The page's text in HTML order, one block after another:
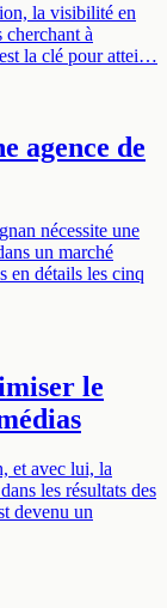
la visibilité en
cherchant à
la clé pour attei…
agence de
nécessite une
un marché
en détails les cinq
le
et avec lui, la
les résultats des
devenu un